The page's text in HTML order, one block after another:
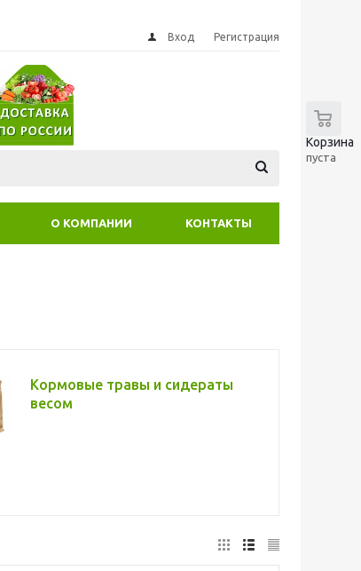
Вход Регистрация
Корзина
пуста
О КОМПАНИИ КОНТАКТЫ
Кормовые травы и сидераты
весом